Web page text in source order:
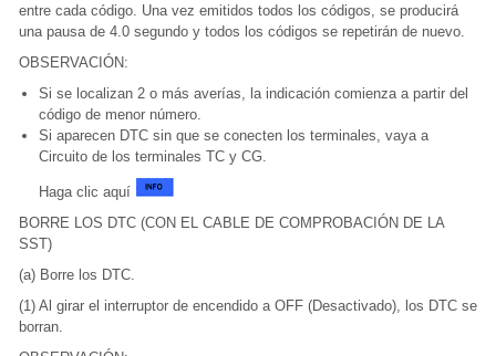
entre cada código. Una vez emitidos todos los códigos, se producirá
una pausa de 4.0 segundo y todos los códigos se repetirán de nuevo.
OBSERVACIÓN:
Si se localizan 2 o más averías, la indicación comienza a partir del
código de menor número.
Si aparecen DTC sin que se conecten los terminales, vaya a
Circuito de los terminales TC y CG.
Haga clic aquí
BORRE LOS DTC (CON EL CABLE DE COMPROBACIÓN DE LA
SST)
(a) Borre los DTC.
(1) Al girar el interruptor de encendido a OFF (Desactivado), los DTC se
borran.